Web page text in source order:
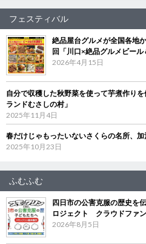
フェスティバル
絶品屋台グルメが全国各地
回「川口×絶品グルメビー
2026年4月15日
自分で収穫した秋野菜を使って芋煮作り
ランドむさしの村」
2025年11月4日
春だけじゃもったいないさくらの名所、
2025年10月23日
ふむふむ
四日市の公害克服の歴史を
ロジェクト クラウドファ
2026年8月5日